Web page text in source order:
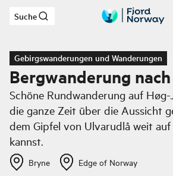
Zum Hauptinhalt
Suche
Gebirgswanderungen und Wanderungen
Bergwanderung
Schöne Rundwanderung auf
die ganze Zeit über die Aussicht
dem Gipfel von Ulvarudlå weit
kannst.
Bryne Edge of Norway